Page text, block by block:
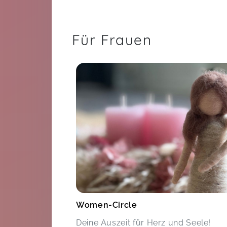
Für Frauen
Women-Circle
Deine Auszeit für Herz und Seele!